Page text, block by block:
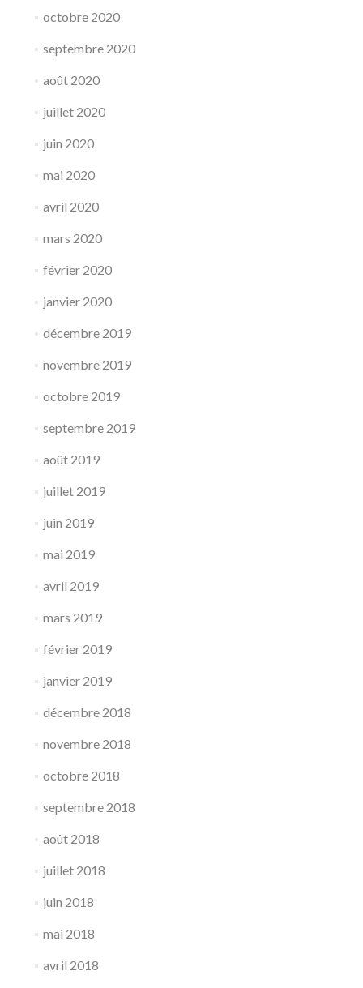
octobre 2020
septembre 2020
août 2020
juillet 2020
juin 2020
mai 2020
avril 2020
mars 2020
février 2020
janvier 2020
décembre 2019
novembre 2019
octobre 2019
septembre 2019
août 2019
juillet 2019
juin 2019
mai 2019
avril 2019
mars 2019
février 2019
janvier 2019
décembre 2018
novembre 2018
octobre 2018
septembre 2018
août 2018
juillet 2018
juin 2018
mai 2018
avril 2018